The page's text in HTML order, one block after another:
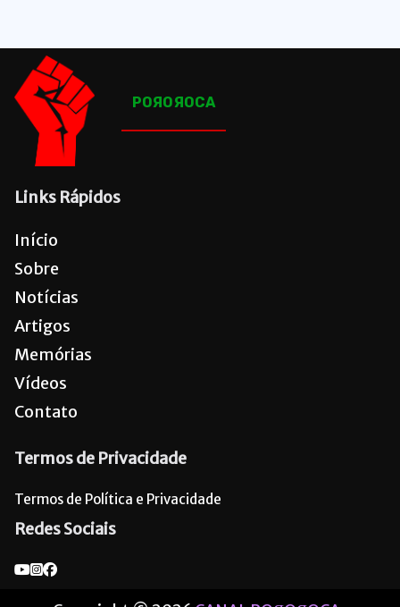
POЯOЯOCA
Links Rápidos
Início
Sobre
Notícias
Artigos
Memórias
Vídeos
Contato
Termos de Privacidade
Termos de Política e Privacidade
Redes Sociais